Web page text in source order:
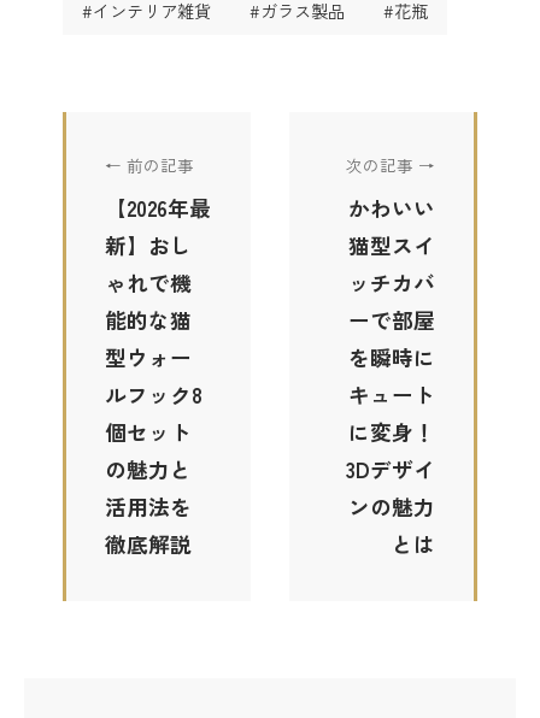
#インテリア雑貨 #ガラス製品 #花瓶
← 前の記事
【2026年最
新】おし
ゃれで機
能的な猫
型ウォー
ルフック8
個セット
の魅力と
活用法を
徹底解説
次の記事 →
かわいい
猫型スイ
ッチカバ
ーで部屋
を瞬時に
キュート
に変身！
3Dデザイ
ンの魅力
とは